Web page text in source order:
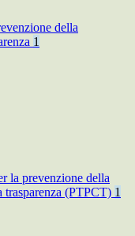
della
1
la prevenzione della
trasparenza (PTPCT) 1